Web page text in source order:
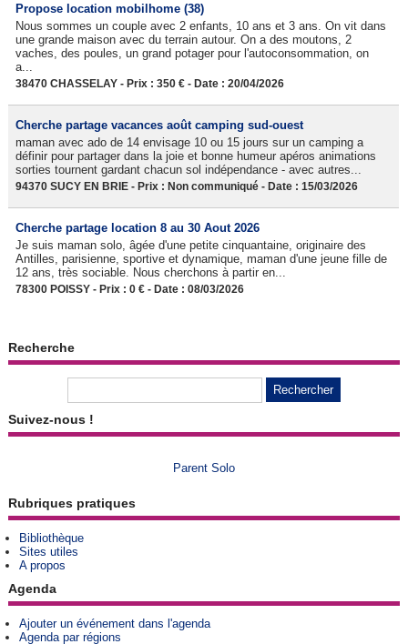
Propose location mobilhome (38)
Nous sommes un couple avec 2 enfants, 10 ans et 3 ans. On vit dans
une grande maison avec du terrain autour. On a des moutons, 2
vaches, des poules, un grand potager pour l'autoconsommation, on
a...
38470 CHASSELAY - Prix : 350 € - Date : 20/04/2026
Cherche partage vacances août camping sud-ouest
maman avec ado de 14 envisage 10 ou 15 jours sur un camping a
définir pour partager dans la joie et bonne humeur apéros animations
sorties tournent gardant chacun sol indépendance - avec autres...
94370 SUCY EN BRIE - Prix : Non communiqué - Date : 15/03/2026
Cherche partage location 8 au 30 Aout 2026
Je suis maman solo, âgée d'une petite cinquantaine, originaire des
Antilles, parisienne, sportive et dynamique, maman d'une jeune fille de
12 ans, très sociable. Nous cherchons à partir en...
78300 POISSY - Prix : 0 € - Date : 08/03/2026
Recherche
Suivez-nous !
Parent Solo
Rubriques pratiques
Bibliothèque
Sites utiles
A propos
Agenda
Ajouter un événement dans l'agenda
Agenda par régions